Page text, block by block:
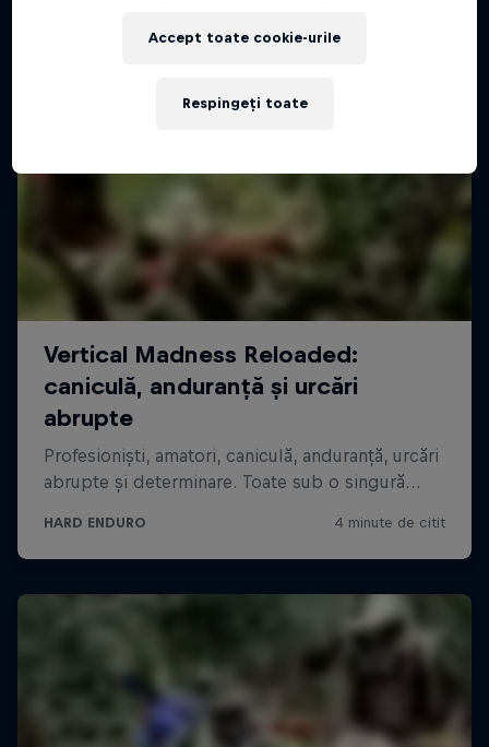
Respingeți toate
Accept toate cookie-urile